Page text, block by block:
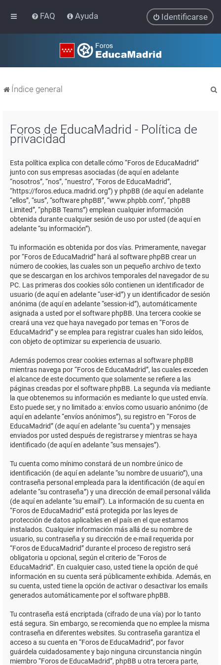
FAQ Ayuda Identificarse
Índice general
Foros de EducaMadrid - Política de
privacidad
Esta política explica con detalle cómo “Foros de EducaMadrid”
junto con sus empresas asociadas (de aquí en adelante
“nosotros”, “nos”, “nuestro”, “Foros de EducaMadrid”,
“https://foros.educa.madrid.org”) y phpBB (de aquí en adelante
“ellos”, “sus”, “software phpBB”, “www.phpbb.com”, “phpBB
Limited”, “phpBB Teams”) emplean cualquier información
obtenida durante cualquier sesión de uso por usted (de aquí en
adelante “su información”).
Tu información es obtenida por dos vías. Primeramente, navegar
por “Foros de EducaMadrid” hará al software phpBB crear un
número de cookies, las cuales son un pequeño archivo de texto
que se descargan en los archivos temporales del navegador de su
PC. Las primeras dos cookies sólo contienen un identificador de
usuario (de aquí en adelante “user-id”) y un identificador de sesión
anónima (de aquí en adelante “session-id”), automáticamente
asignada a usted por el software phpBB. Una tercera cookie se
creará una vez que haya navegado por temas en “Foros de
EducaMadrid” y se emplea para registrar cuales han sido leídos,
con objeto de optimizar su experiencia de usuario.
Además podemos crear cookies externas al software phpBB
mientras navega por “Foros de EducaMadrid”, las cuales exceden
el alcance de este documento que solamente se refiere a las
páginas creadas por el software phpBB. La segunda vía mediante
la que obtenemos su información es mediante lo que usted envía.
Esto puede ser, y no limitado a: envíos como usuario anónimo (de
aquí en adelante “envíos anónimos”), su registro en “Foros de
EducaMadrid” (de aquí en adelante “su cuenta”) y mensajes
enviados por usted después de registrarse y mientras se haya
identificado (de aquí en adelante “sus mensajes”).
Tu cuenta como mínimo constará de un nombre único de
identificación (de aquí en adelante “su nombre de usuario”), una
contraseña personal empleada para la identificación (de aquí en
adelante “su contraseña”) y una dirección de email personal válida
(de aquí en adelante “su email”). La información de su cuenta en
“Foros de EducaMadrid” está protegida por las leyes de
protección de datos aplicables en el país en el que estamos
instalados. Cualquier información más allá de su nombre de
usuario, su contraseña y su dirección de e-mail requerida por
“Foros de EducaMadrid” durante el proceso de registro será
obligatoria u opcional, según el criterio de “Foros de
EducaMadrid”. En cualquier caso, usted tiene la opción de qué
información en su cuenta será públicamente exhibida. Además, en
su cuenta, usted tiene la opción de activar o desactivar los emails
generados automáticamente por el software phpBB.
Tu contraseña está encriptada (cifrado de una vía) por lo tanto
está segura. Sin embargo, se recomienda que no emplee la misma
contraseña en diferentes websites. Su contraseña garantiza el
acceso a su cuenta en “Foros de EducaMadrid”, por favor
guárdela cuidadosamente y bajo ninguna circunstancia ningún
miembro “Foros de EducaMadrid”, phpBB u otra tercera parte,